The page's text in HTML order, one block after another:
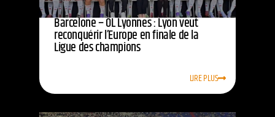
Barcelone – OL Lyonnes : Lyon veut
reconquérir l’Europe en finale de la
Ligue des champions
LIRE PLUS